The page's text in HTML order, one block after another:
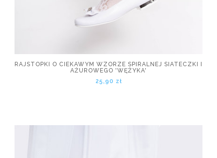
RAJSTOPKI O CIEKAWYM WZORZE SPIRALNEJ SIATECZKI I
AŻUROWEGO 'WĘŻYKA'
25,90 zł